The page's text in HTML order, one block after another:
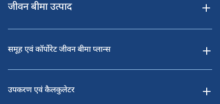
जीवन बीमा उत्पाद
समूह एवं कॉर्पोरेट जीवन बीमा प्लान्स
उपकरण एवं कैलकुलेटर